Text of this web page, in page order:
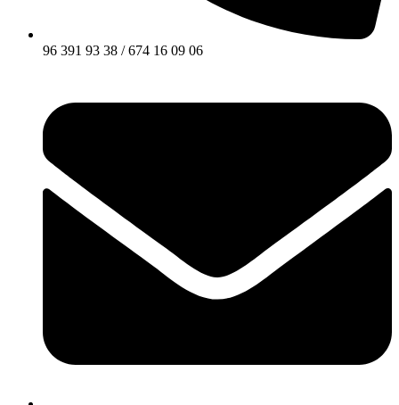
96 391 93 38 / 674 16 09 06